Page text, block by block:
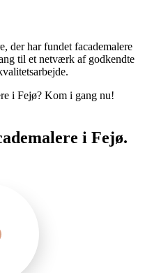
der har fundet facademalere
til et netværk af godkendte
i Fejø? Kom i gang nu!
i Fejø.